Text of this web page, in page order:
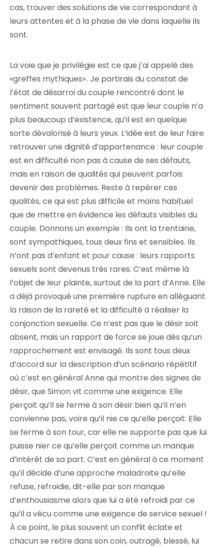
cas, trouver des solutions de vie correspondant à
leurs attentes et à la phase de vie dans laquelle ils
sont.
La voie que je privilégie est ce que j’ai appelé des
«greffes mythiques» . Je partirais du constat de
l’état de désarroi du couple rencontré dont le
sentiment souvent partagé est que leur couple n’a
plus beaucoup d’existence, qu’il est en quelque
sorte dévalorisé à leurs yeux. L’idée est de leur faire
retrouver une dignité d’appartenance : leur couple
est en difficulté non pas à cause de ses défauts,
mais en raison de qualités qui peuvent parfois
devenir des problèmes. Reste à repérer ces
qualités, ce qui est plus difficile et moins habituel
que de mettre en évidence les défauts visibles du
couple. Donnons un exemple : Ils ont la trentaine,
sont sympathiques, tous deux fins et sensibles. Ils
n’ont pas d’enfant et pour cause : leurs rapports
sexuels sont devenus très rares. C’est même là
l’objet de leur plainte, surtout de la part d’Anne. Elle
a déjà provoqué une première rupture en alléguant
la raison de la rareté et la difficulté à réaliser la
conjonction sexuelle. Ce n’est pas que le désir soit
absent, mais un rapport de force se joue dès qu’un
rapprochement est envisagé. Ils sont tous deux
d’accord sur la description d’un scénario répétitif
où c’est en général Anne qui montre des signes de
désir, que Simon vit comme une exigence. Elle
perçoit qu’il se ferme à son désir bien qu’il n’en
convienne pas, voire qu’il nie ce qu’elle perçoit. Elle
se ferme à son tour, car elle ne supporte pas que lui
puisse nier ce qu’elle perçoit comme un manque
d’intérêt de sa part. C’est en général à ce moment
qu’il décide d’une approche maladroite qu’elle
refuse, refroidie, dit-elle par son manque
d’enthousiasme alors que lui a été refroidi par ce
qu’il a vécu comme une exigence de service sexuel !
À ce point, le plus souvent un conflit éclate et
chacun se retire dans son coin, outragé, blessé, lui